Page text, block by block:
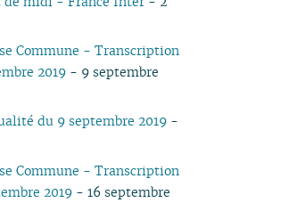
03
Commune - Transcription
2019 - 9 septembre
du 9 septembre 2019 -
Commune - Transcription
2019 - 16 septembre